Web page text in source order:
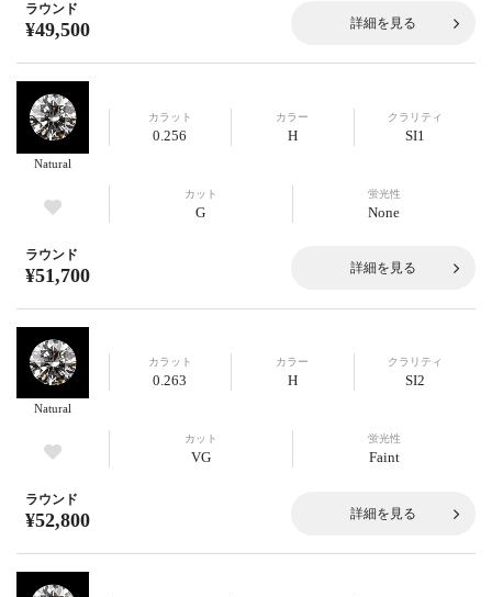
ラウンド
¥49,500 詳細を見る
Natural
カラット
0.256
カラー
H
クラリティ
SI1
カット
G
蛍光性
None
ラウンド
¥51,700 詳細を見る
Natural
カラット
0.263
カラー
H
クラリティ
SI2
カット
VG
蛍光性
Faint
ラウンド
¥52,800 詳細を見る